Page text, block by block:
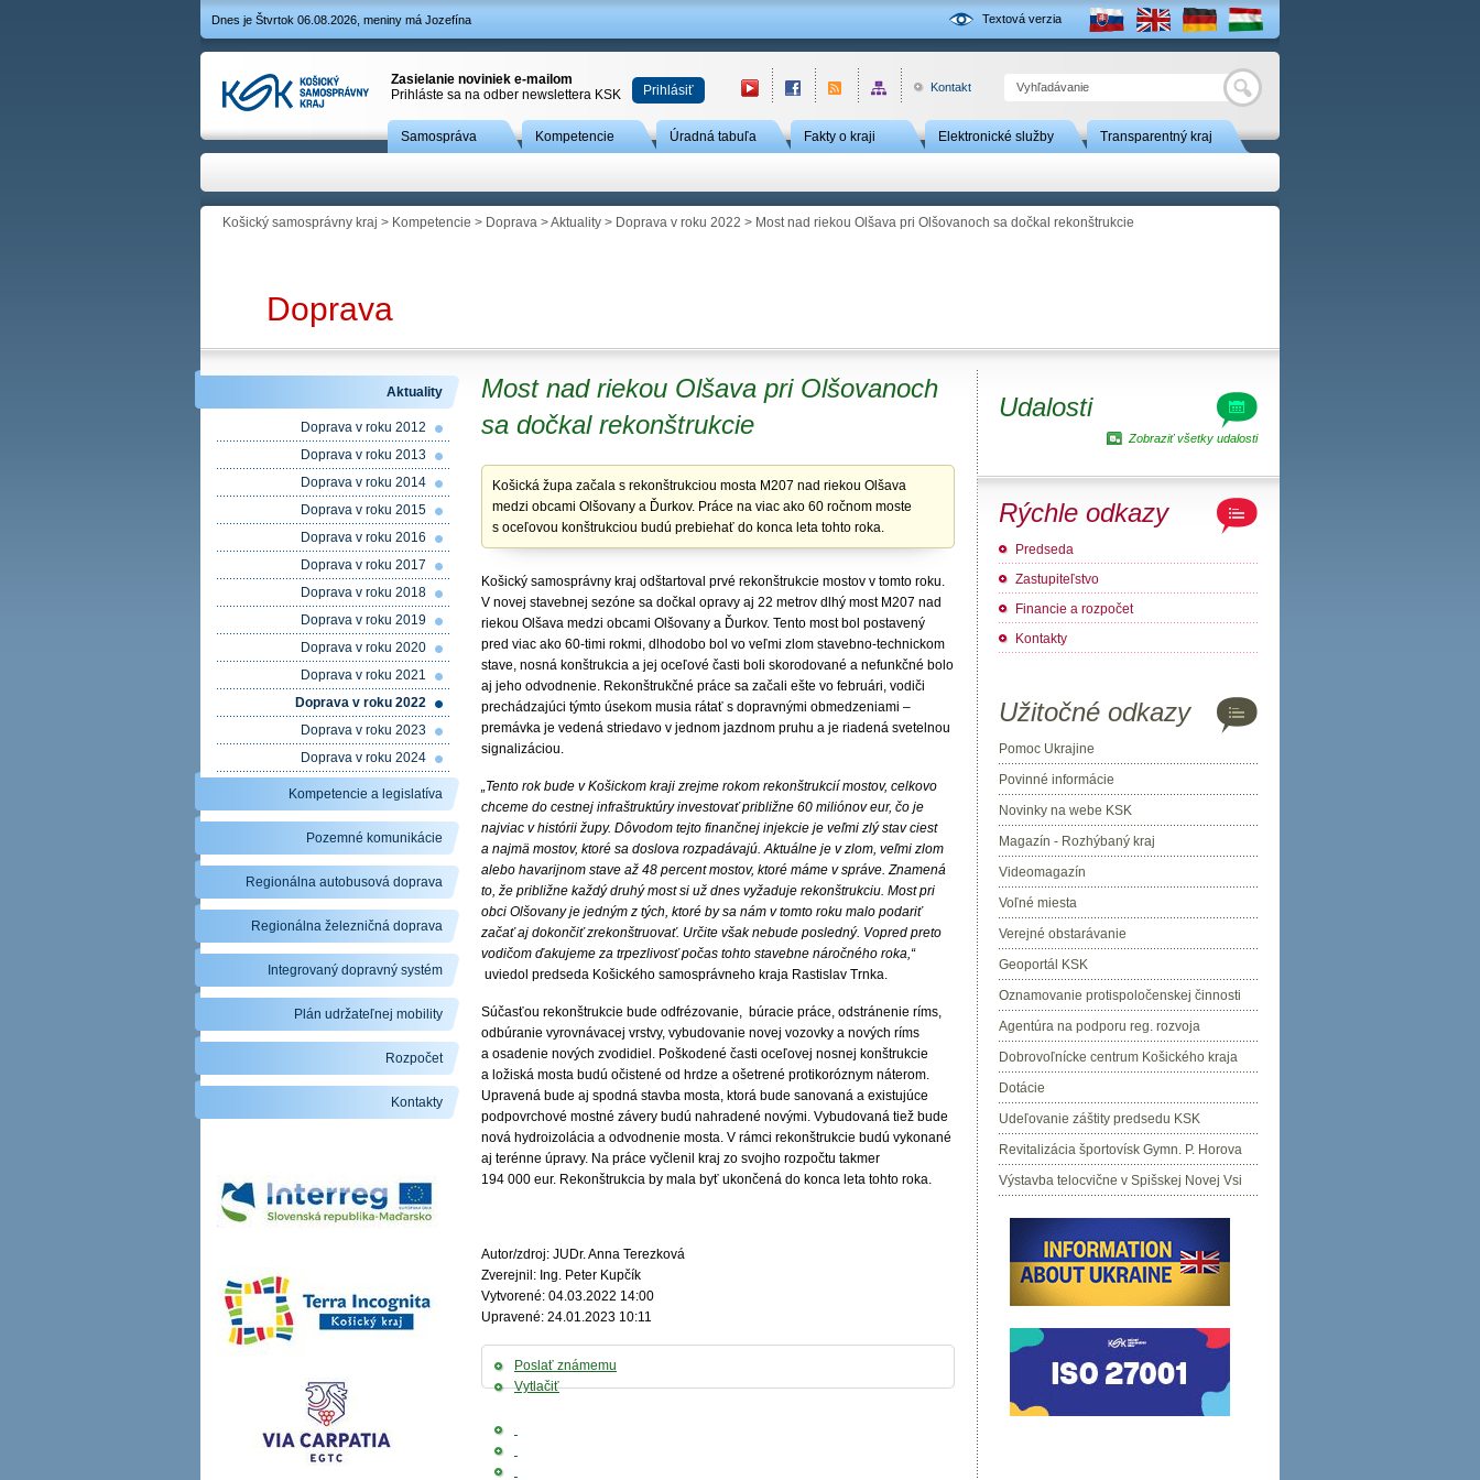
Textová verzia
Dnes je Štvrtok 06.08.2026, meniny má Jozefína
Hľadať
Zasielanie noviniek e-mailom
Prihláste sa na odber newslettera KSK
Prihlásiť Kontakt
Samospráva Kompetencie Úradná tabuľa Fakty o kraji Elektronické služby Transparentný kraj
Košický samosprávny kraj > Kompetencie > Doprava >Aktuality > Doprava v roku 2022 > Most nad riekou Olšava pri Olšovanoch sa dočkal rekonštrukcie
Doprava
Most nad riekou Olšava pri Olšovanoch
sa dočkal rekonštrukcie
Košická župa začala s rekonštrukciou mosta M207 nad riekou Olšava
medzi obcami Olšovany a Ďurkov. Práce na viac ako 60 ročnom moste
s oceľovou konštrukciou budú prebiehať do konca leta tohto roka.
Košický samosprávny kraj odštartoval prvé rekonštrukcie mostov v tomto roku.
V novej stavebnej sezóne sa dočkal opravy aj 22 metrov dlhý most M207 nad
riekou Olšava medzi obcami Olšovany a Ďurkov. Tento most bol postavený
pred viac ako 60-timi rokmi, dlhodobo bol vo veľmi zlom stavebno-technickom
stave, nosná konštrukcia a jej oceľové časti boli skorodované a nefunkčné bolo
aj jeho odvodnenie. Rekonštrukčné práce sa začali ešte vo februári, vodiči
prechádzajúci týmto úsekom musia rátať s dopravnými obmedzeniami –
premávka je vedená striedavo v jednom jazdnom pruhu a je riadená svetelnou
signalizáciou.
„Tento rok bude v Košickom kraji zrejme rokom rekonštrukcií mostov, celkovo
chceme do cestnej infraštruktúry investovať približne 60 miliónov eur, čo je
najviac v histórii župy. Dôvodom tejto finančnej injekcie je veľmi zlý stav ciest
a najmä mostov, ktoré sa doslova rozpadávajú. Aktuálne je v zlom, veľmi zlom
alebo havarijnom stave až 48 percent mostov, ktoré máme v správe. Znamená
to, že približne každý druhý most si už dnes vyžaduje rekonštrukciu. Most pri
obci Olšovany je jedným z tých, ktoré by sa nám v tomto roku malo podariť
začať aj dokončiť zrekonštruovať. Určite však nebude posledný. Vopred preto
vodičom ďakujeme za trpezlivosť počas tohto stavebne náročného roka,“
uviedol predseda Košického samosprávneho kraja Rastislav Trnka.
Súčasťou rekonštrukcie bude odfrézovanie, búracie práce, odstránenie ríms,
odbúranie vyrovnávacej vrstvy, vybudovanie novej vozovky a nových ríms
a osadenie nových zvodidiel. Poškodené časti oceľovej nosnej konštrukcie
a ložiská mosta budú očistené od hrdze a ošetrené protikoróznym náterom.
Upravená bude aj spodná stavba mosta, ktorá bude sanovaná a existujúce
podpovrchové mostné závery budú nahradené novými. Vybudovaná tiež bude
nová hydroizolácia a odvodnenie mosta. V rámci rekonštrukcie budú vykonané
aj terénne úpravy. Na práce vyčlenil kraj zo svojho rozpočtu takmer
194 000 eur. Rekonštrukcia by mala byť ukončená do konca leta tohto roka.
Autor/zdroj: JUDr. Anna Terezková
Zverejnil: Ing. Peter Kupčík
Vytvorené: 04.03.2022 14:00
Upravené: 24.01.2023 10:11
Poslať známemu
Vytlačiť
Aktuality
Doprava v roku 2012
Doprava v roku 2013
Doprava v roku 2014
Doprava v roku 2015
Doprava v roku 2016
Doprava v roku 2017
Doprava v roku 2018
Doprava v roku 2019
Doprava v roku 2020
Doprava v roku 2021
Doprava v roku 2022
Doprava v roku 2023
Doprava v roku 2024
Kompetencie a legislatíva
Pozemné komunikácie
Regionálna autobusová doprava
Regionálna železničná doprava
Integrovaný dopravný systém
Plán udržateľnej mobility
Rozpočet
Kontakty
Udalosti
Zobraziť všetky udalosti
Rýchle odkazy
Predseda
Zastupiteľstvo
Financie a rozpočet
Kontakty
Užitočné odkazy
Pomoc Ukrajine
Povinné informácie
Novinky na webe KSK
Magazín - Rozhýbaný kraj
Videomagazín
Voľné miesta
Verejné obstarávanie
Geoportál KSK
Oznamovanie protispoločenskej činnosti
Agentúra na podporu reg. rozvoja
Dobrovoľnícke centrum Košického kraja
Dotácie
Udeľovanie záštity predsedu KSK
Revitalizácia športovísk Gymn. P. Horova
Výstavba telocvične v Spišskej Novej Vsi